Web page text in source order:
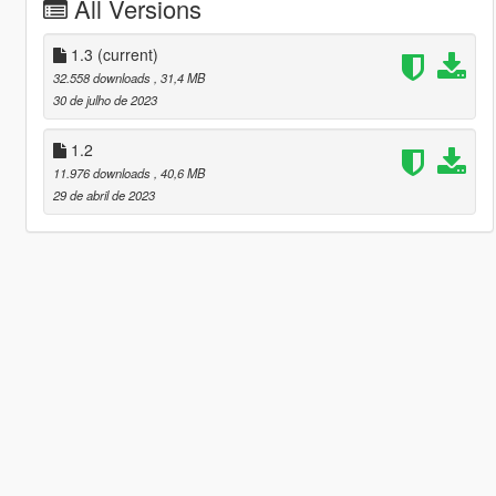
All Versions
1.3 (current)
32.558 downloads , 31,4 MB
30 de julho de 2023
1.2
11.976 downloads , 40,6 MB
29 de abril de 2023